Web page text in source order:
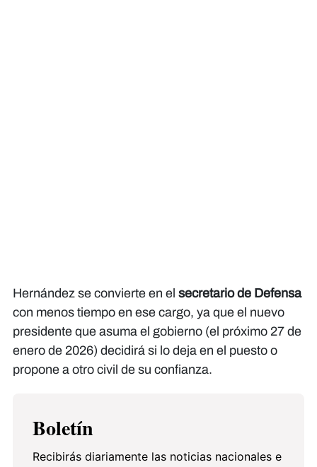
Hernández se convierte en el secretario de Defensa
con menos tiempo en ese cargo, ya que el nuevo
presidente que asuma el gobierno (el próximo 27 de
enero de 2026) decidirá si lo deja en el puesto o
propone a otro civil de su confianza.
Boletín
Recibirás diariamente las noticias nacionales e